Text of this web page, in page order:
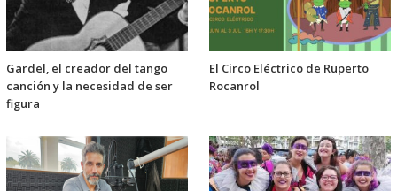
Gardel, el creador del tango
canción y la necesidad de ser
figura
El Circo Eléctrico de Ruperto
Rocanrol